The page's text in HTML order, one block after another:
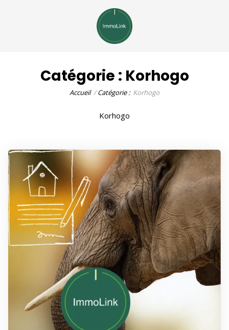
Catégorie : Korhogo
Accueil Catégorie : Korhogo
Korhogo